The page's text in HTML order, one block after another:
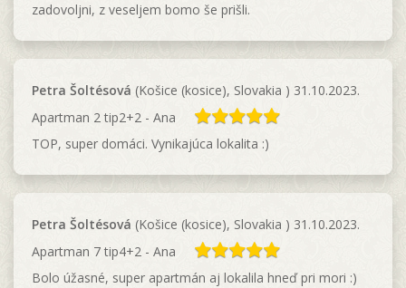
zadovoljni, z veseljem bomo še prišli.
Petra Šoltésová (Košice (kosice), Slovakia ) 31.10.2023.
Apartman 2 tip2+2 - Ana
TOP, super domáci. Vynikajúca lokalita :)
Petra Šoltésová (Košice (kosice), Slovakia ) 31.10.2023.
Apartman 7 tip4+2 - Ana
Bolo úžasné, super apartmán aj lokalila hneď pri mori :)